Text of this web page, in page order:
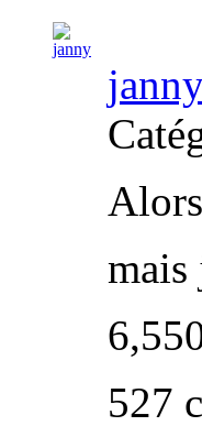
mais
527